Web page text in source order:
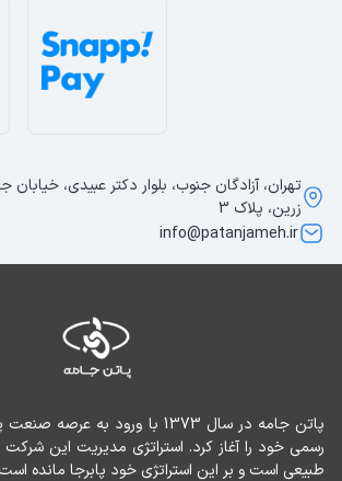
طبیعی است و بر این استراتژی خود پابرجا مانده
تهران، آزادگان جنوب، بلوار دکتر عبیدی، خیابان
زرین، پلاک 3
info@patanjameh.ir